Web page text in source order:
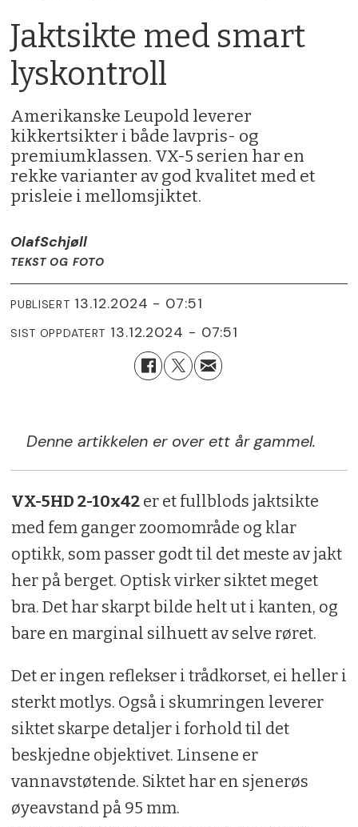
Jaktsikte med smart
lyskontroll
Amerikanske Leupold leverer
kikkertsikter i både lavpris- og
premiumklassen. VX-5 serien har en
rekke varianter av god kvalitet med et
prisleie i mellomsjiktet.
OlafSchjøll
TEKST OG FOTO
PUBLISERT 13.12.2024 - 07:51
SIST OPPDATERT 13.12.2024 - 07:51
Denne artikkelen er over ett år gammel.
VX-5HD 2-10x42er et fullblods jaktsikte
med fem ganger zoomområde og klar
optikk, som passer godt til det meste av jakt
her på berget. Optisk virker siktet meget
bra. Det har skarpt bilde helt ut i kanten, og
bare en marginal silhuett av selve røret.
Det er ingen reflekser i trådkorset, ei heller i
sterkt motlys. Også i skumringen leverer
siktet skarpe detaljer i forhold til det
beskjedne objektivet. Linsene er
vannavstøtende. Siktet har en sjenerøs
øyeavstand på 95 mm.